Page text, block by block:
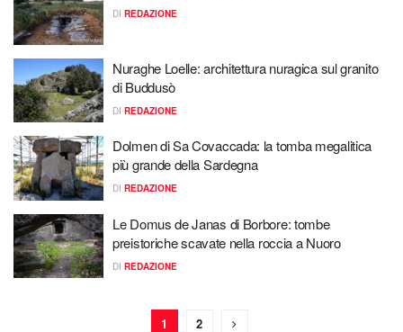
DI REDAZIONE
Nuraghe Loelle: architettura nuragica sul granito
di Buddusò
DI REDAZIONE
Dolmen di Sa Covaccada: la tomba megalitica
più grande della Sardegna
DI REDAZIONE
Le Domus de Janas di Borbore: tombe
preistoriche scavate nella roccia a Nuoro
DI REDAZIONE
1 2